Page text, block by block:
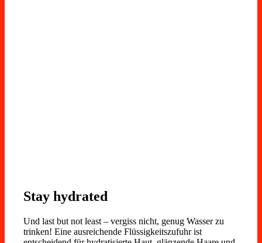
Stay hydrated
Und last but not least – vergiss nicht, genug Wasser zu
trinken! Eine ausreichende Flüssigkeitszufuhr ist